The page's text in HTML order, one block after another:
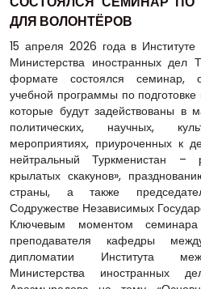
ДЛЯ ВОЛОНТЁРОВ
15 апреля 2026 года в
Министерства иностранных дел
формате состоялся семинар,
учебной программы по
которые будут задействованы в
политических, научных,
мероприятиях, приуроченных к
нейтральный Туркменистан –
крылатых скакунов»,
страны, а также
Содружестве Независимых
Ключевым моментом
преподавателя кафедры
дипломатии Института
Министерства иностранных